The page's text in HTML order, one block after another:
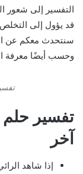
التفسير إلى شعور
قد يؤول إلى
سنتحدث معكم عن
وحسب أيضًا معرفة
تفسير حلم
آخر
إذا شاهد